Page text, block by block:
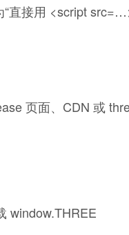
直接用 <script
页面、CDN 或
window.THREE